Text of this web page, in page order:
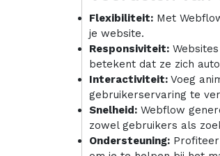
Flexibiliteit: Met
je website.
Responsiviteit:
betekent dat ze zich
Interactiviteit: Voeg
gebruikerservaring te
Snelheid: Webflow
zowel gebruikers als
Ondersteuning: